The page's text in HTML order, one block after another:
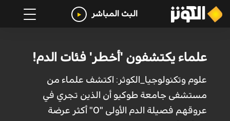
البث المباشر
علماء يكتشفون 'أخطر' فئات الدم!
علوم وتكنولوجيا_الكوثر: اكتشف علماء من
مستشفى جامعة طوكيو أن الذين تجري في
عروقهم فصيلة الدم الأولى "O" أكثر عرضة